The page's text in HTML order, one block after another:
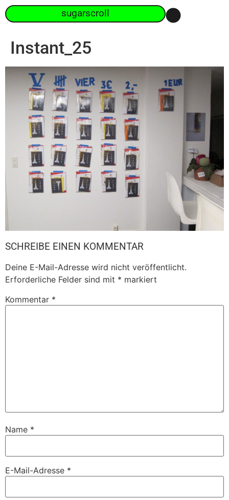
sugarscroll
Instant_25
SCHREIBE EINEN KOMMENTAR
Deine E-Mail-Adresse wird nicht veröffentlicht.
Erforderliche Felder sind mit * markiert
Kommentar *
Name *
E-Mail-Adresse *